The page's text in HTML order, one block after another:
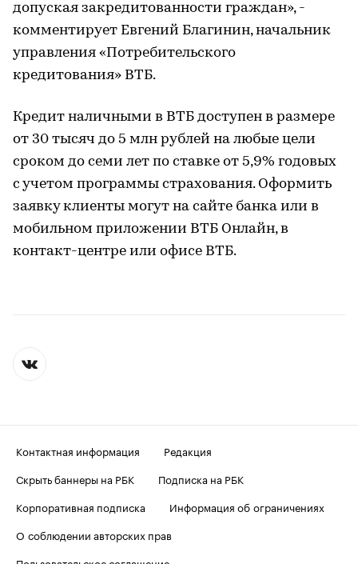
допуская закредитованности граждан», -
комментирует Евгений Благинин, начальник
управления «Потребительского
кредитования» ВТБ.
Кредит наличными в ВТБ доступен в размере
от 30 тысяч до 5 млн рублей на любые цели
сроком до семи лет по ставке от 5,9% годовых
с учетом программы страхования. Оформить
заявку клиенты могут на сайте банка или в
мобильном приложении ВТБ Онлайн, в
контакт-центре или офисе ВТБ.
Контактная информация
Редакция
Скрыть баннеры на РБК
Подписка на РБК
Корпоративная подписка
Информация об ограничениях
О соблюдении авторских прав